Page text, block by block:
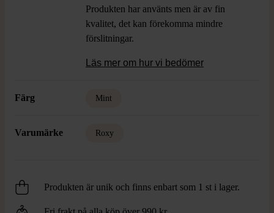
Produkten har använts men är av fin
kvalitet, det kan förekomma mindre
förslitningar.
Läs mer om hur vi bedömer
Färg Mint
Varumärke Roxy
Produkten är unik och finns enbart som 1 st i lager.